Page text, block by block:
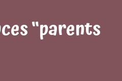
“parents